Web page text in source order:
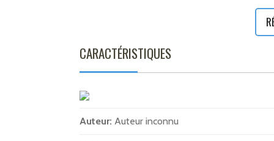
CARACTÉRISTIQUES
Auteur: Auteur inconnu